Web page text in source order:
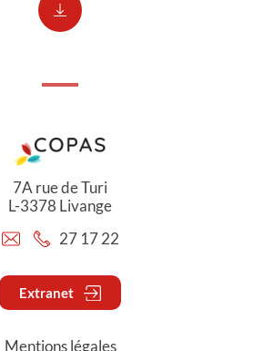
7A rue de Turi
L-3378 Livange
27 17 22
Extranet
Mentions légales